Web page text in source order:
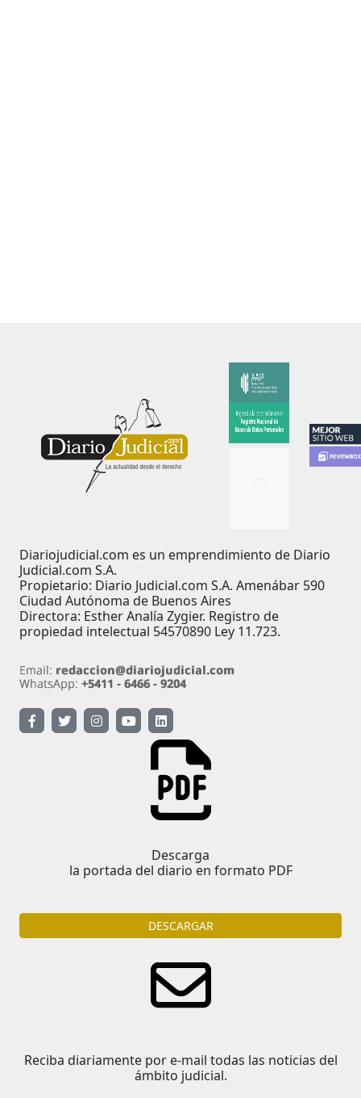
Diariojudicial.com es un emprendimiento de Diario
Judicial.com S.A.
Propietario: Diario Judicial.com S.A. Amenábar 590
Ciudad Autónoma de Buenos Aires
Directora: Esther Analía Zygier. Registro de
propiedad intelectual 54570890 Ley 11.723.
Descarga
la portada del diario en formato PDF
DESCARGAR
Reciba diariamente por e-mail todas las noticias del
ámbito judicial.